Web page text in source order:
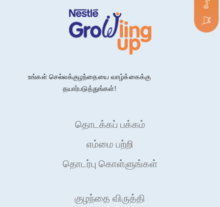
உங்கள் செல்லக்குழந்தையை வாழ்க்கைக்கு
தயார்படுத்துங்கள்!
தொடக்கப் பக்கம்
எம்மை பற்றி
தொடர்பு கொள்ளுங்கள்
குழந்தை விருத்தி